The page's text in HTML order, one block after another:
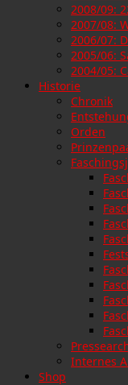
2008/09:
2007/08:
2006/07:
2005/06:
2004/05:
Historie
Chronik
Orden
Internes
Shop